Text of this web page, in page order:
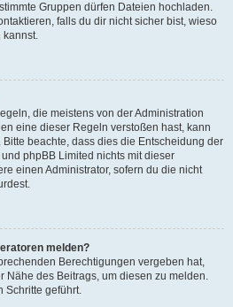
Gruppen dürfen Dateien hochladen.
falls du dir nicht sicher bist, wieso
kannst.
die meistens von der Administration
eine dieser Regeln verstoßen hast, kann
beachte, dass dies die Entscheidung der
phpBB Limited nichts mit dieser
einen Administrator, sofern du die nicht
melden?
Berechtigungen vergeben hat,
Nähe des Beitrags, um diesen zu melden.
Schritte geführt.